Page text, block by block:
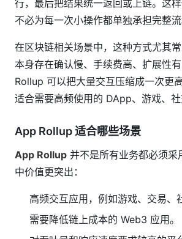
行，最后把结果统一返回或上链。这
不必为每一次小操作都单独承担完整流
在区块链相关场景中，这种方式尤其
本身存在确认慢、手续费高、扩展性
Rollup 可以把大量交互压缩成一次更
适合需要高频使用的 DApp、游戏、社
App Rollup 适合哪些场景
App Rollup 并不是所有业务都必须采
中价值更突出：
高频交互应用，例如游戏、交易、
需要降低链上成本的 Web3 应用。